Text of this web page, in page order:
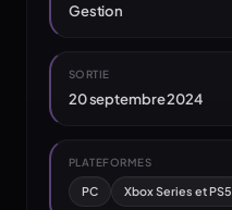
Gestion
SORTIE
20 septembre 2024
PLATEFORMES
PC Xbox Series et PS5